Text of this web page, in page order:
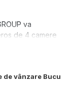
de vânzare
va
de 4 camere
orasului.